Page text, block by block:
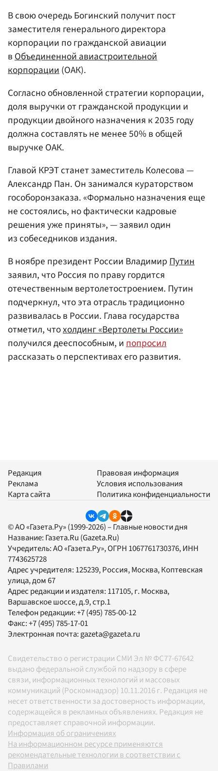
В свою очередь Богинский получит пост
заместителя генерального директора
корпорации по гражданской авиации
в Объединенной авиастроительной
корпорации (ОАК).
Согласно обновленной стратегии корпорации,
доля выручки от гражданской продукции и
продукции двойного назначения к 2035 году
должна составлять не менее 50% в общей
выручке ОАК.
Главой КРЭТ станет заместитель Колесова —
Александр Пан. Он занимался кураторством
гособоронзаказа. «Формально назначения еще
не состоялись, но фактически кадровые
решения уже приняты», — заявил один
из собеседников издания.
В ноябре президент России ВладимирПутин
заявил, что Россия по праву гордится
отечественным вертолетостроением. Путин
подчеркнул, что эта отрасль традиционно
развивалась в России. Глава государства
отметил, чтохолдинг «Вертолеты России»
получился дееспособным, ипопросил
рассказать о перспективах его развития.
Редакция
Реклама
Карта сайта
Правовая информация
Условия использования
Политика конфиденциальности
© АО «Газета.Ру» (1999-2026) – Главные новости дня
Название: Газета.Ru (Gazeta.Ru)
Учредитель:АО «Газета.Ру», ОГРН 1067761730376, ИНН
7743625728
Адрес учредителя: 125239, Россия, Москва, Коптевская
улица, дом 67
Адрес редакции и издателя: 117105, г. Москва,
Варшавское шоссе, д.9, стр.1
Телефон редакции:+7 (495) 785-00-12
Факс:+7 (495) 785-17-01
Электронная почта: gazeta@gazeta.ru
Свидетельство о регистрации СМИ Эл № ФС77-67642
выдано федеральной службой по надзору в сфере
связи, информационных технологий и массовых
коммуникаций (Роскомнадзор) 10.11.2016 г. Редакция не
несет ответственности за достоверность информации,
содержащейся в рекламных объявлениях. Редакция не
предоставляет справочной информации.
Информация об ограничениях
На информационном ресурсе применяются
рекомендательные технологии в соответствии с
Правилами